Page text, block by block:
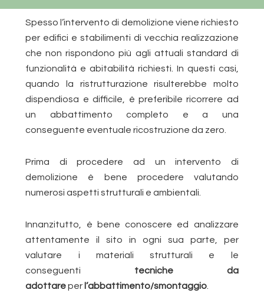
Spesso l’intervento di demolizione viene richiesto
per edifici e stabilimenti di vecchia realizzazione
che non rispondono più agli attuali standard di
funzionalità e abitabilità richiesti. In questi casi,
quando la ristrutturazione risulterebbe molto
dispendiosa e difficile, è preferibile ricorrere ad
un abbattimento completo e a una
conseguente eventuale ricostruzione da zero.
Prima di procedere ad un intervento di
demolizione è bene procedere valutando
numerosi aspetti strutturali e ambientali.
Innanzitutto, è bene conoscere ed analizzare
attentamente il sito in ogni sua parte, per
valutare i materiali strutturali e le
conseguenti tecniche da
adottareper l’abbattimento/smontaggio